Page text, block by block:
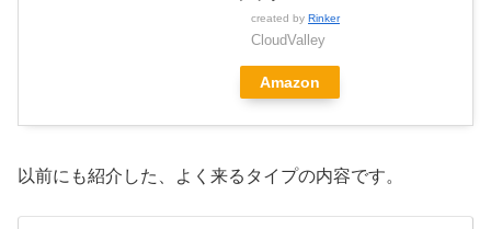
created by Rinker
CloudValley
Amazon
以前にも紹介した、よく来るタイプの内容です。